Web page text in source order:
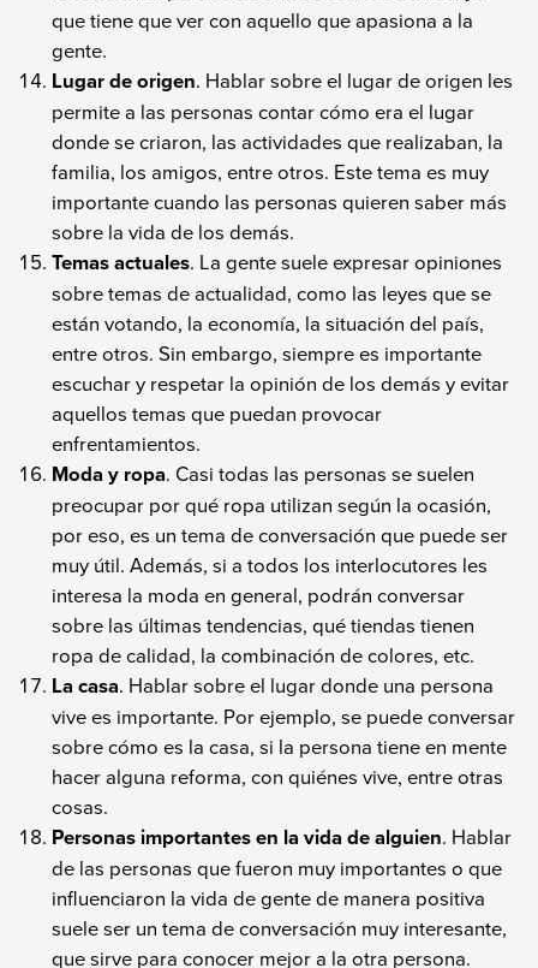
que tiene que ver con aquello que apasiona a la
gente.
Lugar de origen. Hablar sobre el lugar de origen les
permite a las personas contar cómo era el lugar
donde se criaron, las actividades que realizaban, la
familia, los amigos, entre otros. Este tema es muy
importante cuando las personas quieren saber más
sobre la vida de los demás.
Temas actuales. La gente suele expresar opiniones
sobre temas de actualidad, como las leyes que se
están votando, la economía, la situación del país,
entre otros. Sin embargo, siempre es importante
escuchar y respetar la opinión de los demás y evitar
aquellos temas que puedan provocar
enfrentamientos.
Moda y ropa. Casi todas las personas se suelen
preocupar por qué ropa utilizan según la ocasión,
por eso, es un tema de conversación que puede ser
muy útil. Además, si a todos los interlocutores les
interesa la moda en general, podrán conversar
sobre las últimas tendencias, qué tiendas tienen
ropa de calidad, la combinación de colores, etc.
La casa. Hablar sobre el lugar donde una persona
vive es importante. Por ejemplo, se puede conversar
sobre cómo es la casa, si la persona tiene en mente
hacer alguna reforma, con quiénes vive, entre otras
cosas.
Personas importantes en la vida de alguien. Hablar
de las personas que fueron muy importantes o que
influenciaron la vida de gente de manera positiva
suele ser un tema de conversación muy interesante,
que sirve para conocer mejor a la otra persona.